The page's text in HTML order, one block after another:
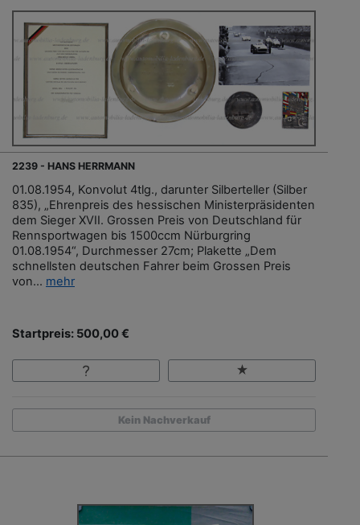
2239 - HANS HERRMANN
01.08.1954, Konvolut 4tlg., darunter Silberteller (Silber
835), „Ehrenpreis des hessischen Ministerpräsidenten
dem Sieger XVII. Grossen Preis von Deutschland für
Rennsportwagen bis 1500ccm Nürburgring
01.08.1954“, Durchmesser 27cm; Plakette „Dem
schnellsten deutschen Fahrer beim Grossen Preis
von... mehr
Startpreis: 500,00 €
Kein Nachverkauf